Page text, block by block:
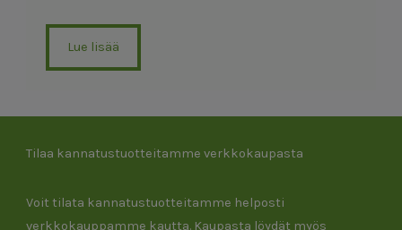
Lue lisää
Tilaa kannatustuotteitamme verkkokaupasta
Voit tilata kannatustuotteitamme helposti
verkkokauppamme kautta. Kaupasta löydät myös